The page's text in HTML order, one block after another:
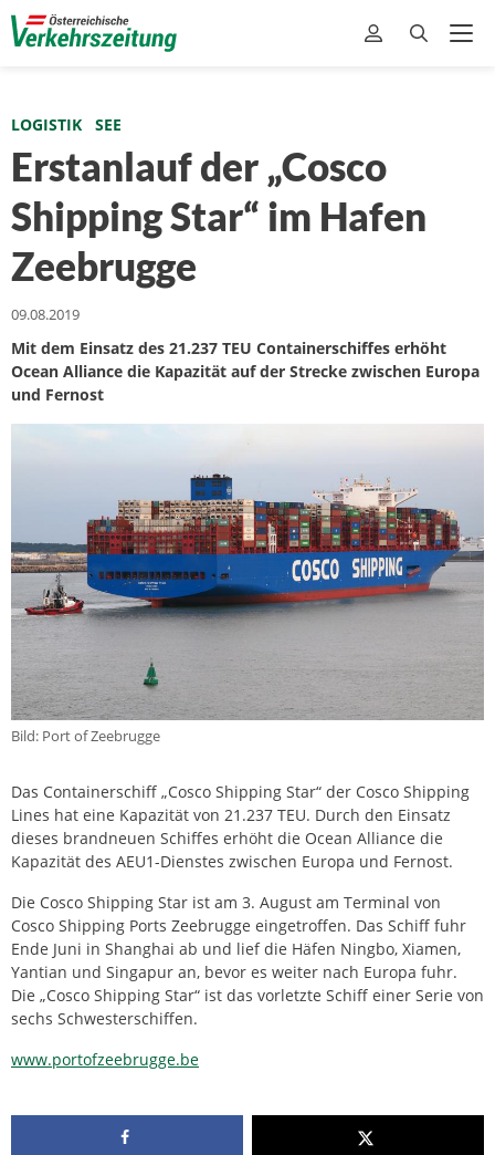
LOGISTIK SEE
Erstanlauf der „Cosco
Shipping Star“ im Hafen
Zeebrugge
09.08.2019
Mit dem Einsatz des 21.237 TEU Containerschiffes erhöht
Ocean Alliance die Kapazität auf der Strecke zwischen Europa
und Fernost
Bild: Port of Zeebrugge
Das Containerschiff „Cosco Shipping Star“ der Cosco Shipping
Lines hat eine Kapazität von 21.237 TEU. Durch den Einsatz
dieses brandneuen Schiffes erhöht die Ocean Alliance die
Kapazität des AEU1-Dienstes zwischen Europa und Fernost.
Die Cosco Shipping Star ist am 3. August am Terminal von
Cosco Shipping Ports Zeebrugge eingetroffen. Das Schiff fuhr
Ende Juni in Shanghai ab und lief die Häfen Ningbo, Xiamen,
Yantian und Singapur an, bevor es weiter nach Europa fuhr.
Die „Cosco Shipping Star“ ist das vorletzte Schiff einer Serie von
sechs Schwesterschiffen.
www.portofzeebrugge.be